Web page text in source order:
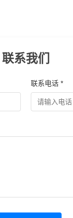
联系我们
联系电话 *